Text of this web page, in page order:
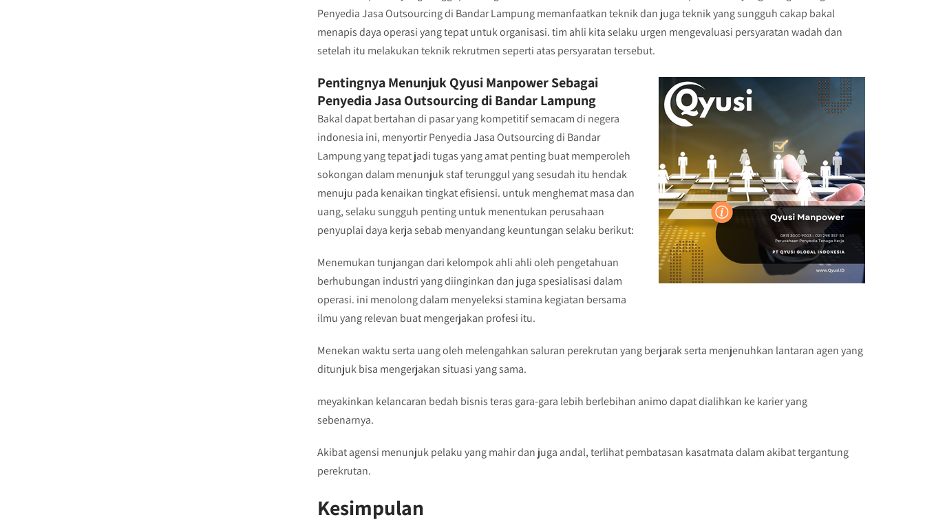
Penyedia Jasa Outsourcing di Bandar Lampung memanfaatkan teknik dan juga teknik yang sungguh cakap bakal
menapis daya operasi yang tepat untuk organisasi. tim ahli kita selaku urgen mengevaluasi persyaratan wadah dan
setelah itu melakukan teknik rekrutmen seperti atas persyaratan tersebut.
Pentingnya Menunjuk Qyusi Manpower Sebagai
Penyedia Jasa Outsourcing di Bandar Lampung
Bakal dapat bertahan di pasar yang kompetitif semacam di negera
indonesia ini, menyortir Penyedia Jasa Outsourcing di Bandar
Lampung yang tepat jadi tugas yang amat penting buat memperoleh
sokongan dalam menunjuk staf terunggul yang sesudah itu hendak
menuju pada kenaikan tingkat efisiensi. untuk menghemat masa dan
uang, selaku sungguh penting untuk menentukan perusahaan
penyuplai daya kerja sebab menyandang keuntungan selaku berikut:
Menemukan tunjangan dari kelompok ahli ahli oleh pengetahuan
berhubungan industri yang diinginkan dan juga spesialisasi dalam
operasi. ini menolong dalam menyeleksi stamina kegiatan bersama
ilmu yang relevan buat mengerjakan profesi itu.
Menekan waktu serta uang oleh melengahkan saluran perekrutan yang berjarak serta menjenuhkan lantaran agen yang
ditunjuk bisa mengerjakan situasi yang sama.
meyakinkan kelancaran bedah bisnis teras gara-gara lebih berlebihan animo dapat dialihkan ke karier yang
sebenarnya.
Akibat agensi menunjuk pelaku yang mahir dan juga andal, terlihat pembatasan kasatmata dalam akibat tergantung
perekrutan.
Kesimpulan